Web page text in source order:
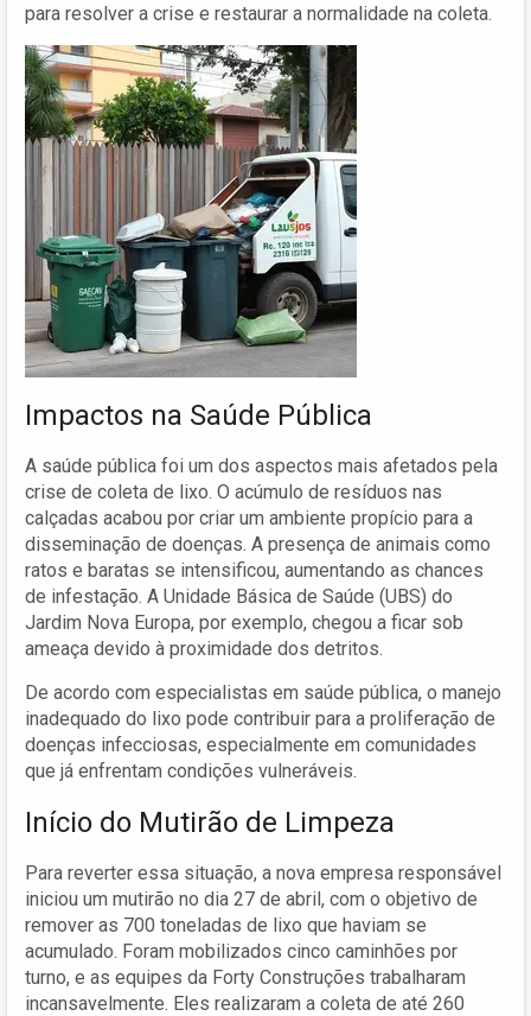
para resolver a crise e restaurar a normalidade na coleta.
Impactos na Saúde Pública
A saúde pública foi um dos aspectos mais afetados pela
crise de coleta de lixo. O acúmulo de resíduos nas
calçadas acabou por criar um ambiente propício para a
disseminação de doenças. A presença de animais como
ratos e baratas se intensificou, aumentando as chances
de infestação. A Unidade Básica de Saúde (UBS) do
Jardim Nova Europa, por exemplo, chegou a ficar sob
ameaça devido à proximidade dos detritos.
De acordo com especialistas em saúde pública, o manejo
inadequado do lixo pode contribuir para a proliferação de
doenças infecciosas, especialmente em comunidades
que já enfrentam condições vulneráveis.
Início do Mutirão de Limpeza
Para reverter essa situação, a nova empresa responsável
iniciou um mutirão no dia 27 de abril, com o objetivo de
remover as 700 toneladas de lixo que haviam se
acumulado. Foram mobilizados cinco caminhões por
turno, e as equipes da Forty Construções trabalharam
incansavelmente. Eles realizaram a coleta de até 260